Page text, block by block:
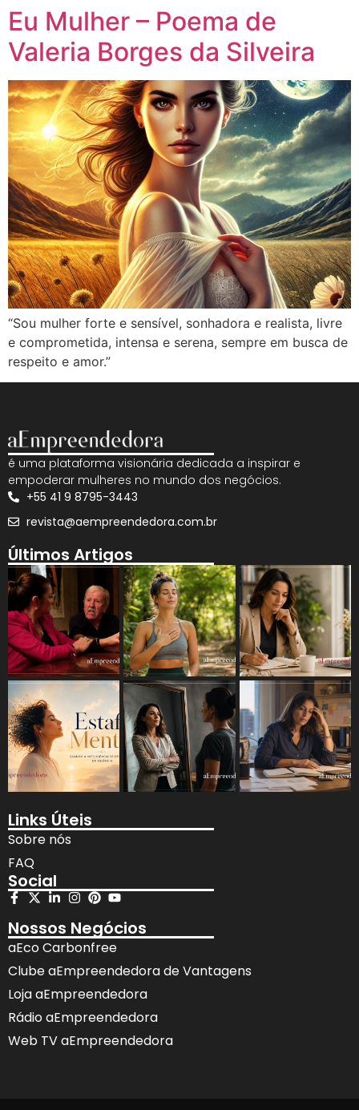
Eu Mulher – Poema de
Valeria Borges da Silveira
“Sou mulher forte e sensível, sonhadora e realista, livre
e comprometida, intensa e serena, sempre em busca de
respeito e amor.”
é uma plataforma visionária dedicada a inspirar e
empoderar mulheres no mundo dos negócios.
+55 41 9 8795-3443
revista@aempreendedora.com.br
Últimos Artigos
Links Úteis
Sobre nós
FAQ
Social
Nossos Negócios
aEco Carbonfree
Clube aEmpreendedora de Vantagens
Loja aEmpreendedora
Rádio aEmpreendedora
Web TV aEmpreendedora